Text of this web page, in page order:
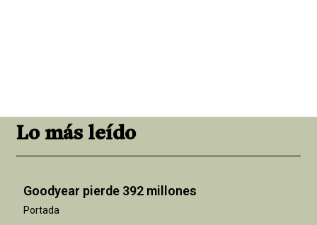
Lo más leído
Goodyear pierde 392 millones
Portada